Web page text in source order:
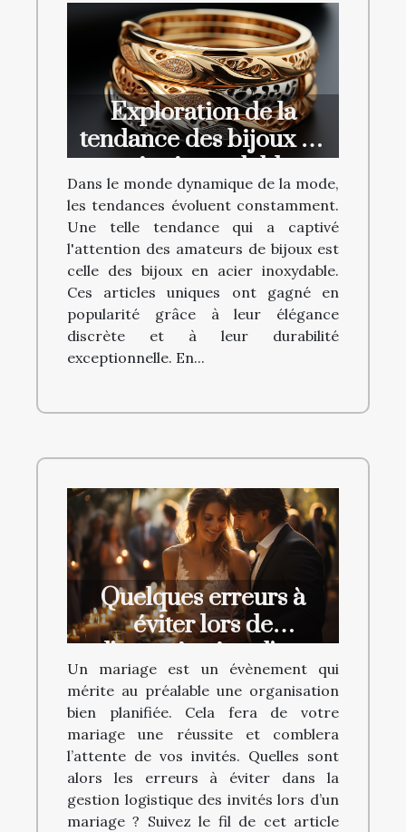
Exploration de la
tendance des bijoux en
acier inoxydable
Dans le monde dynamique de la mode,
les tendances évoluent constamment.
Une telle tendance qui a captivé
l'attention des amateurs de bijoux est
celle des bijoux en acier inoxydable.
Ces articles uniques ont gagné en
popularité grâce à leur élégance
discrète et à leur durabilité
exceptionnelle. En...
Quelques erreurs à
éviter lors de
l’organisation d’un
mariage
Un mariage est un évènement qui
mérite au préalable une organisation
bien planifiée. Cela fera de votre
mariage une réussite et comblera
l’attente de vos invités. Quelles sont
alors les erreurs à éviter dans la
gestion logistique des invités lors d’un
mariage ? Suivez le fil de cet article